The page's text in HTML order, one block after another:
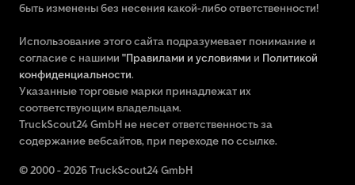
быть изменены без несения какой-либо ответственности!
Использование этого сайта подразумевает понимание и
согласие с нашими "Правилами и условиями и Политикой
конфиденциальности.
Указанные торговые марки принадлежат их
соответствующим владельцам.
TruckScout24 GmbH не несет ответственность за
содержание вебсайтов, при переходе по ссылке.
© 2000 - 2026 TruckScout24 GmbH